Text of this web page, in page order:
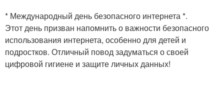
* Международный день безопасного интернета *.
Этот день призван напомнить о важности безопасного
использования интернета, особенно для детей и
подростков. Отличный повод задуматься о своей
цифровой гигиене и защите личных данных!